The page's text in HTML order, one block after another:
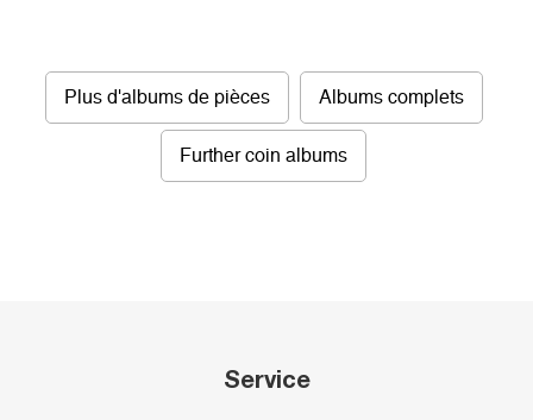
Plus d'albums de pièces Albums complets
Further coin albums
Service